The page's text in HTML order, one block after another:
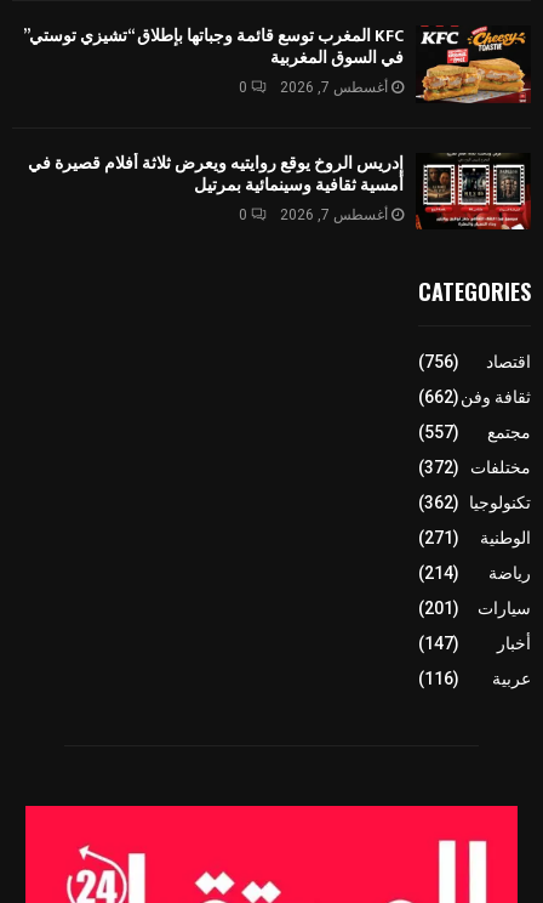
KFC المغرب توسع قائمة وجباتها بإطلاق “تشيزي توستي”
في السوق المغربية
أغسطس 7, 2026 0
إدريس الروخ يوقع روايتيه ويعرض ثلاثة أفلام قصيرة في
أمسية ثقافية وسينمائية بمرتيل
أغسطس 7, 2026 0
CATEGORIES
اقتصاد
(756)
ثقافة وفن(662)
مجتمع
(557)
مختلفات
(372)
تكنولوجيا
(362)
الوطنية
(271)
رياضة
(214)
سيارات
(201)
أخبار
(147)
عربية
(116)